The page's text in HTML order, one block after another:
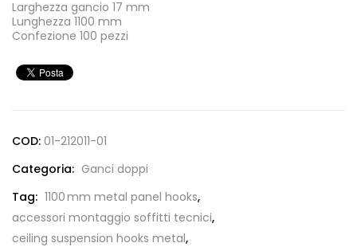
Larghezza gancio 17 mm
Lunghezza 1100 mm
Confezione 100 pezzi
COD: 01-212011-01
Categoria: Ganci doppi
Tag: 1100 mm metal panel hooks,
accessori montaggio soffitti tecnici,
ceiling suspension hooks metal,